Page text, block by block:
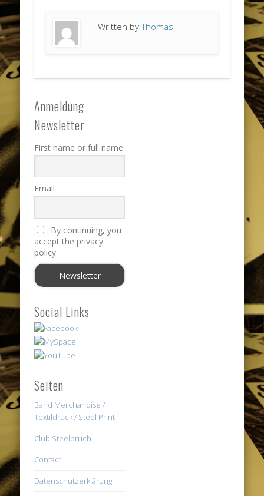
Written byThomas
Anmeldung
Newsletter
First name or full name
Email
By continuing, you
accept the privacy
policy
Social Links
Seiten
Band Merchandise /
Textildruck / Steel Print
Club Steelbruch
Contact
Datenschutzerklärung